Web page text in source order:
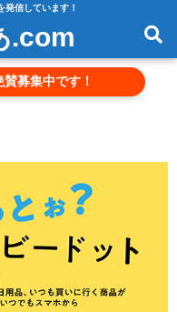
発信しています！
.com
募集中です！